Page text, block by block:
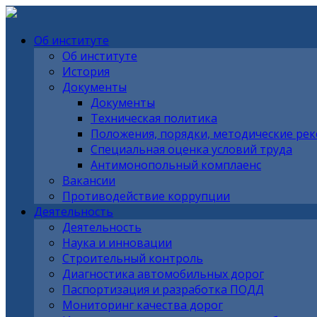
Об институте
Об институте
История
Документы
Документы
Техническая политика
Положения, порядки, методические
Специальная оценка условий труда
Антимонопольный комплаенс
Вакансии
Противодействие коррупции
Деятельность
Деятельность
Наука и инновации
Строительный контроль
Диагностика автомобильных дорог
Паспортизация и разработка ПОДД
Мониторинг качества дорог